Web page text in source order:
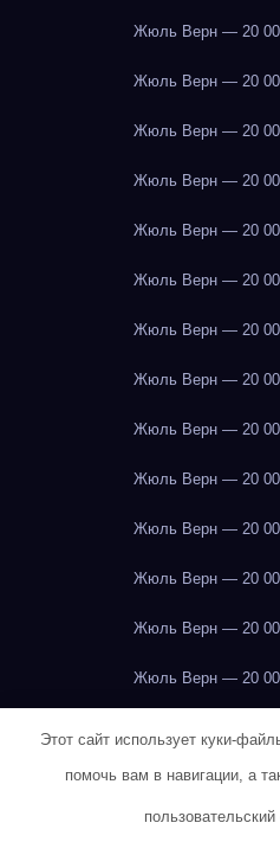
Жюль Верн — 20
Жюль Верн — 20
Жюль Верн — 20
Жюль Верн — 20
Жюль Верн — 20
Жюль Верн — 20
Жюль Верн — 20
Жюль Верн — 20
Жюль Верн — 20
Жюль Верн — 20
Жюль Верн — 20
Жюль Верн — 20
Жюль Верн — 20
Жюль Верн — 20
Жюль Верн — 20
Жюль Верн — 20
Этот сайт использует куки-
помочь вам в навигации, а
пользовательский